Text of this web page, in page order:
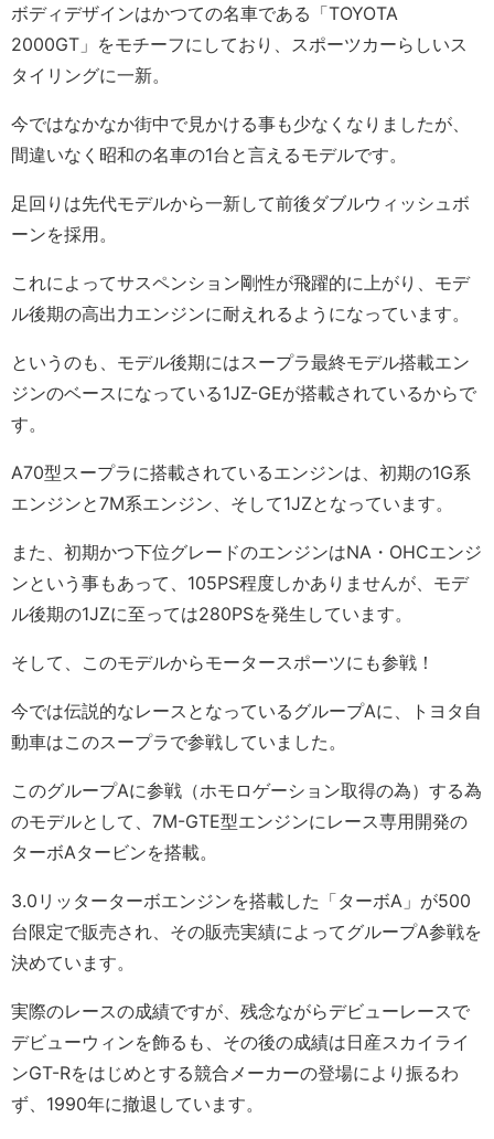
ボディデザインはかつての名車である「TOYOTA
2000GT」をモチーフにしており、スポーツカーらしいス
タイリングに一新。
今ではなかなか街中で見かける事も少なくなりましたが、
間違いなく昭和の名車の1台と言えるモデルです。
足回りは先代モデルから一新して前後ダブルウィッシュボ
ーンを採用。
これによってサスペンション剛性が飛躍的に上がり、モデ
ル後期の高出力エンジンに耐えれるようになっています。
というのも、モデル後期にはスープラ最終モデル搭載エン
ジンのベースになっている1JZ-GEが搭載されているからで
す。
A70型スープラに搭載されているエンジンは、初期の1G系
エンジンと7M系エンジン、そして1JZとなっています。
また、初期かつ下位グレードのエンジンはNA・OHCエンジ
ンという事もあって、105PS程度しかありませんが、モデ
ル後期の1JZに至っては280PSを発生しています。
そして、このモデルからモータースポーツにも参戦！
今では伝説的なレースとなっているグループAに、トヨタ自
動車はこのスープラで参戦していました。
このグループAに参戦（ホモロゲーション取得の為）する為
のモデルとして、7M-GTE型エンジンにレース専用開発の
ターボAタービンを搭載。
3.0リッターターボエンジンを搭載した「ターボA」が500
台限定で販売され、その販売実績によってグループA参戦を
決めています。
実際のレースの成績ですが、残念ながらデビューレースで
デビューウィンを飾るも、その後の成績は日産スカイライ
ンGT-Rをはじめとする競合メーカーの登場により振るわ
ず、1990年に撤退しています。